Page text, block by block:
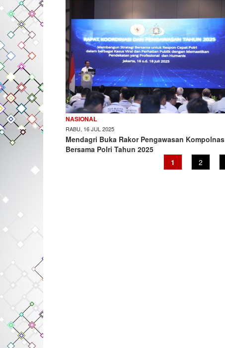
NASIONAL
RABU, 16 JUL 2025
Mendagri Buka Rakor Pengawasan Kompolnas
Bersama Polri Tahun 2025
Current
page
1 Page
2